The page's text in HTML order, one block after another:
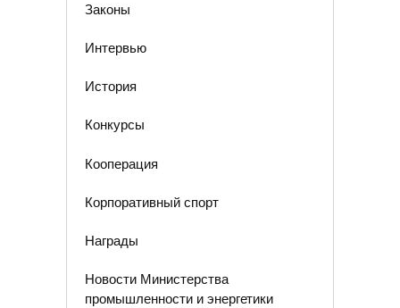
Законы
Интервью
История
Конкурсы
Кооперация
Корпоративный спорт
Награды
Новости Министерства
промышленности и энергетики